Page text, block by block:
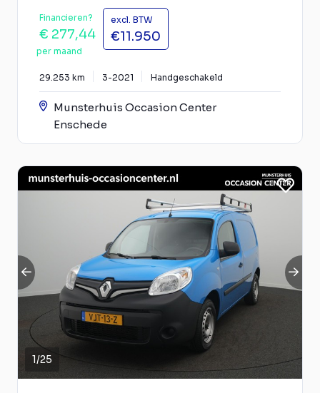
Financieren?
€ 277,44
per maand
excl. BTW
€11.950
29.253 km 3-2021 Handgeschakeld
Munsterhuis Occasion Center
Enschede
1/25